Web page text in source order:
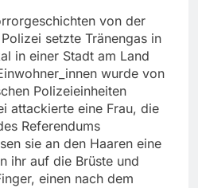
von der
setzte Tränengas in
in einer Stadt am Land
wurde von
Polizeieinheiten
attackierte eine Frau, die
Referendums
sie an den Haaren eine
ihr auf die Brüste und
einen nach dem